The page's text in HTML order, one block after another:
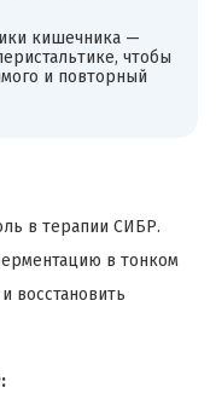
кишечника —
чтобы
и повторный
в терапии СИБР.
в тонком
восстановить